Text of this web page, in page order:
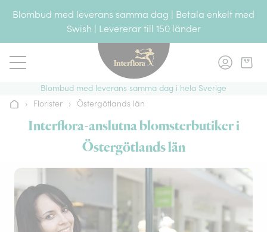
Blombud med leverans samma dag | Betala enkelt med
Swish | Levererar till 150 länder
Blombud med leverans samma dag i hela Sverige
Hem› Florister › Östergötlands län
Interflora-anslutna blomsterbutiker i
Östergötlands län